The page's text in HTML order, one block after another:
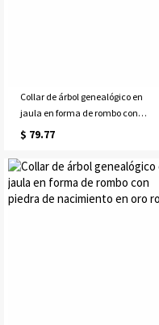
Collar de árbol genealógico en
jaula en forma de rombo con
piedra de nacimiento bañado en
$ 79.77